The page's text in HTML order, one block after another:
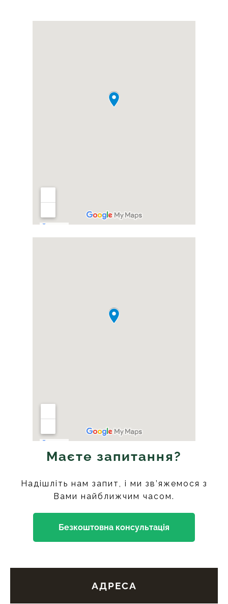
Маєте запитання?
Надішліть нам запит, і ми зв’яжемося з
Вами найближчим часом.
Безкоштовна консультація
АДРЕСА